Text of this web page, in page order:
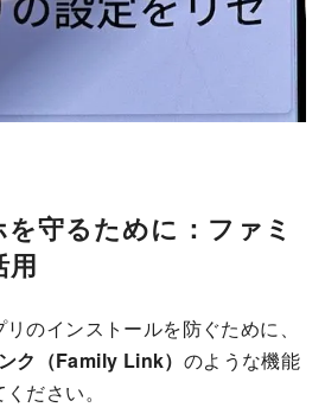
守るために：ファミ
用
のインストールを防ぐために、
ク（Family Link） のような機能
ださい。